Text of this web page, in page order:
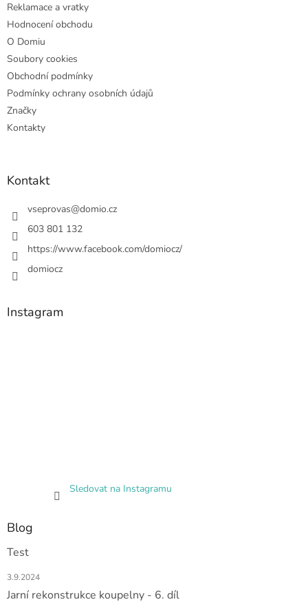
Reklamace a vratky
Hodnocení obchodu
O Domiu
Soubory cookies
Obchodní podmínky
Podmínky ochrany osobních údajů
Značky
Kontakty
Kontakt
vseprovas@domio.cz
603 801 132
https://www.facebook.com/domiocz/
domiocz
Instagram
Sledovat na Instagramu
Blog
Test
3.9.2024
Jarní rekonstrukce koupelny - 6. díl